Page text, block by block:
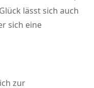
lässt sich auch
sich eine
zur